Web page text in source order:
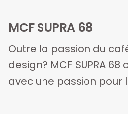
MCF SUPRA 68
Outre la passion du
design? MCF SUPRA
avec une passion pour